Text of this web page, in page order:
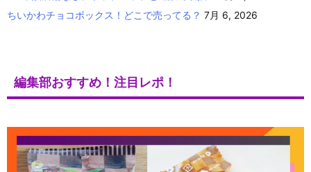
ちいかわチョコボックス！どこで売ってる？ 7月 6, 2026
編集部おすすめ！注目レポ！